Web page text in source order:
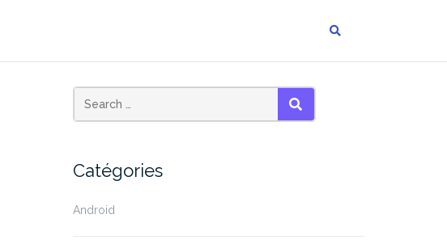
SEARCH
Catégories
Android